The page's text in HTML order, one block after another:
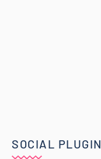
SOCIAL PLUGIN